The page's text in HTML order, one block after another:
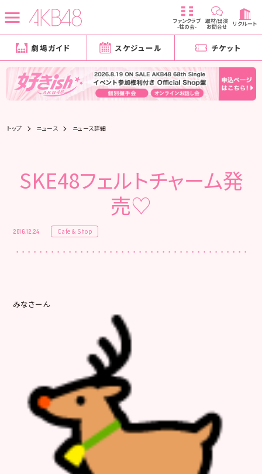
ファンクラブ
-柱の会-
取材/出演
お問合せ リクルート
劇場ガイド スケジュール チケット
トップ ニュース ニュース詳細
SKE48フェルトチャーム発
売♡
2016.12.24 Cafe & Shop
みなさーん